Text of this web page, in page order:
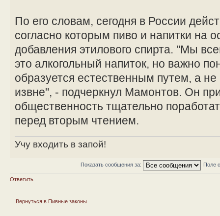
По его словам, сегодня в России
согласно которым пиво и напитки на
добавления этилового спирта. "Мы
это алкогольный напиток, но важно
образуется естественным путем, а не
извне", - подчеркнул Мамонтов. Он
общественность тщательно
перед вторым чтением.
Учу входить в запой!
Показать сообщения за: Поле
Ответить
Вернуться в Пивные законы